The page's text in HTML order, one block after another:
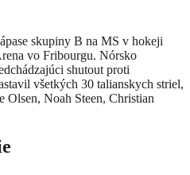
skupiny B na MS v hokeji
vo Fribourgu. Nórsko
shutout proti
všetkých 30 talianskych striel,
Olsen, Noah Steen, Christian